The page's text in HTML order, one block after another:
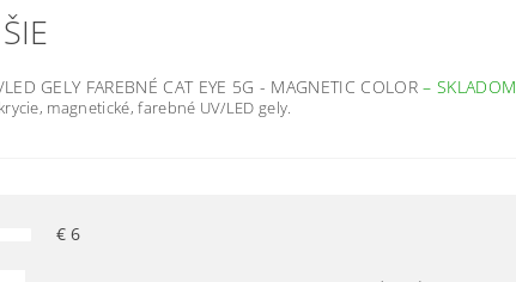
GELY FAREBNÉ CAT EYE 5G - MAGNETIC COLOR– SKLADOM
magnetické, farebné UV/LED gely.
€6